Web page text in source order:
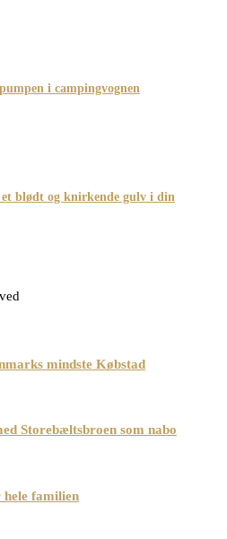
i campingvognen
et blødt og knirkende gulv i din
mindste Købstad
Storebæltsbroen som nabo
hele familien